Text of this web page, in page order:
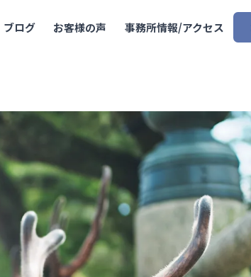
ブログ お客様の声 事務所情報/アクセス